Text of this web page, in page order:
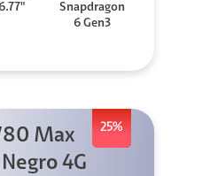
Snapdragon
6 Gen3
25%
Max
4G